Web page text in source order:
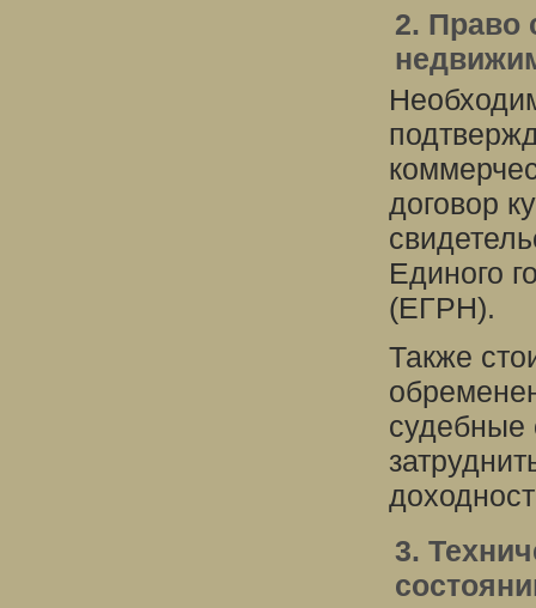
2. Право
договор
Единого
(ЕГРН).
Также
судебные
3.